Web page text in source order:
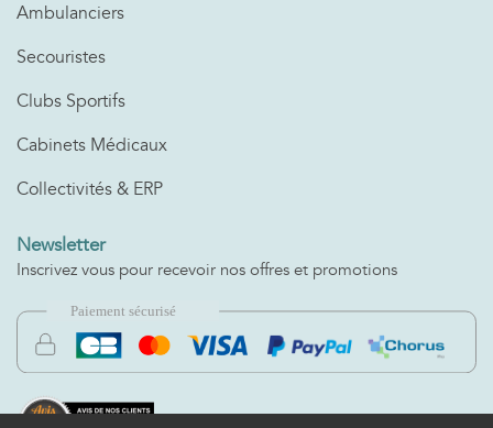
Ambulanciers
Secouristes
Clubs Sportifs
Cabinets Médicaux
Collectivités & ERP
Newsletter
Inscrivez vous pour recevoir nos offres et promotions